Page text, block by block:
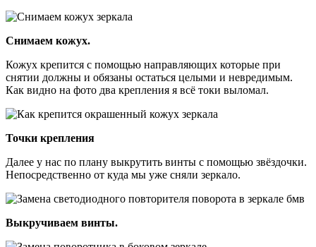
Снимаем кожух.
Кожух крепится с помощью направляющих которые при
снятии должны и обязаны остаться целыми и невредимым.
Как видно на фото два крепления я всё токи выломал.
Точки крепления
Далее у нас по плану выкрутить винты с помощью звёздочки.
Непосредственно от куда мы уже сняли зеркало.
Выкручиваем винты.